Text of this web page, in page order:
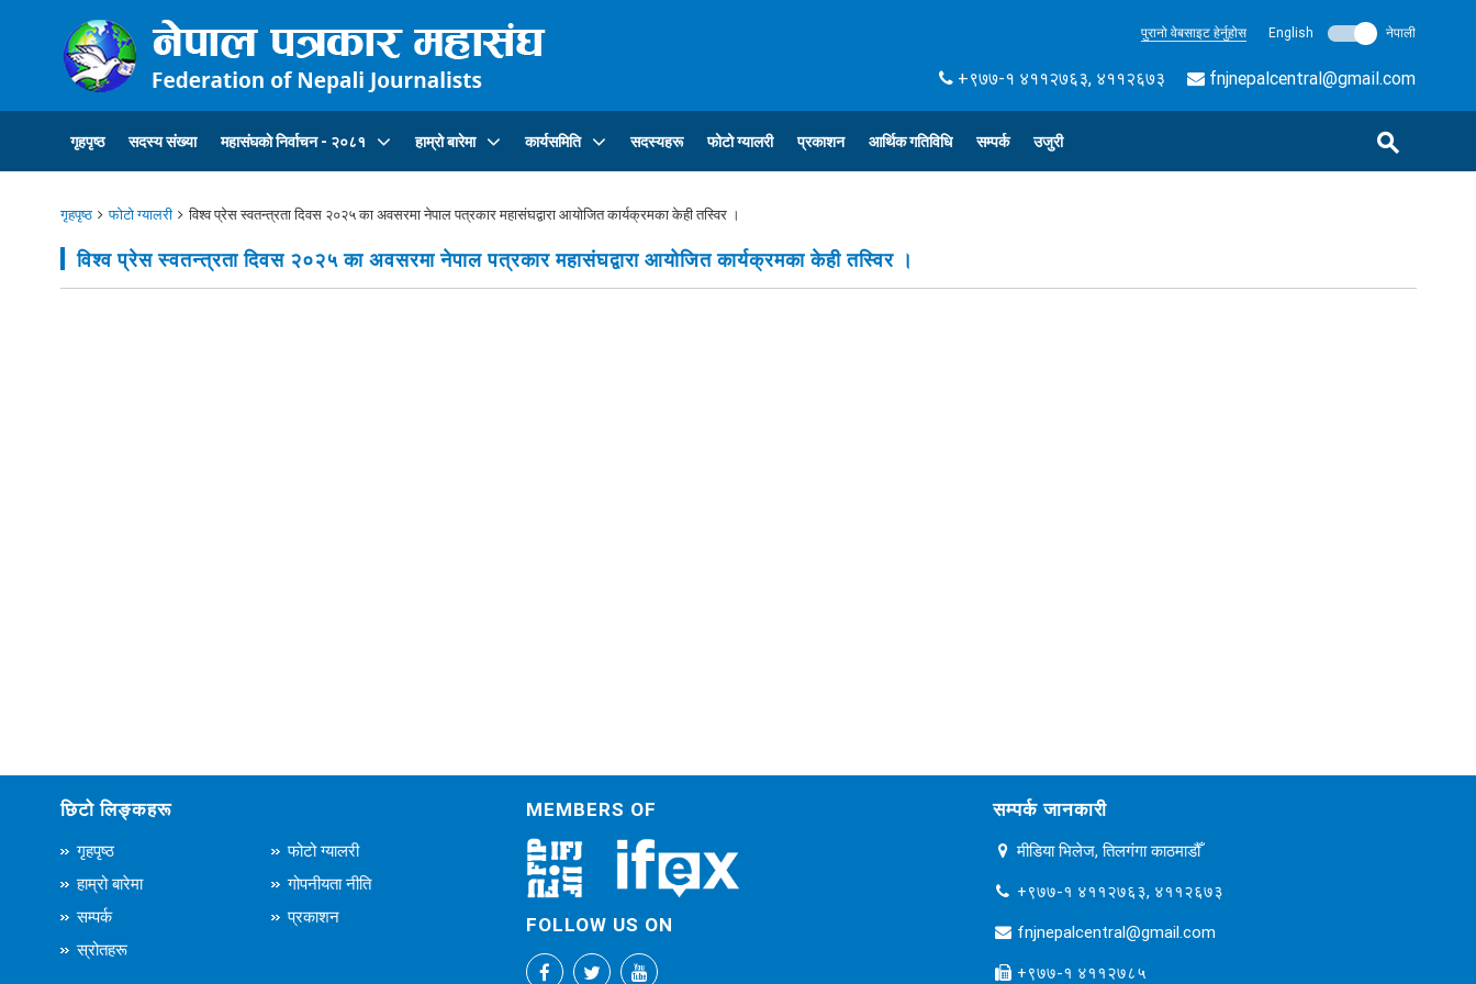
पुरानो वेबसाइट हेर्नुहोस English नेपाली
+९७७-१ ४११२७६३, ४११२६७३ fnjnepalcentral@gmail.com
गृहपृष्ठ सदस्य संख्या महासंघकाे निर्वाचन - २०८१ हाम्रो बारेमा कार्यसमिति सदस्यहरू फोटो ग्यालरी प्रकाशन आर्थिक गतिविधि सम्पर्क उजुरी
गृहपृष्ठ फोटो ग्यालरी विश्व प्रेस स्वतन्त्रता दिवस २०२५ का अवसरमा नेपाल पत्रकार महासंघद्वारा आयोजित कार्यक्रमका केही तस्विर ।
विश्व प्रेस स्वतन्त्रता दिवस २०२५ का अवसरमा नेपाल पत्रकार महासंघद्वारा आयोजित कार्यक्रमका केही तस्विर ।
छिटो लिङ्कहरू
गृहपृष्ठ
फोटो ग्यालरी
हाम्रो बारेमा
गोपनीयता नीति
सम्पर्क
प्रकाशन
स्रोतहरू
MEMBERS OF
FOLLOW US ON
सम्पर्क जानकारी
मीडिया भिलेज, तिलगंगा काठमाडौँ
+९७७-१ ४११२७६३, ४११२६७३
fnjnepalcentral@gmail.com
+९७७-१ ४११२७८५